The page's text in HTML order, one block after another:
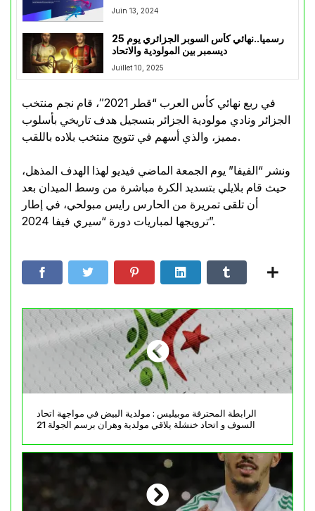
Juin 13, 2024
رسميا..نهائي كأس السوبر الجزائري يوم 25
ديسمبر بين المولودية والاتحاد
Juillet 10, 2025
في ربع نهائي كأس العرب “قطر 2021″، قام نجم منتخب
الجزائر ونادي مولودية الجزائر بتسجيل هدف تاريخي بأسلوب
مميز، والذي أسهم في تتويج منتخب بلاده باللقب.
ونشر “الفيفا” يوم الجمعة الماضي فيديو لهذا الهدف المذهل،
حيث قام بلايلي بتسديد الكرة مباشرة من وسط الميدان بعد
أن تلقى تمريرة من الحارس رايس مبولحي، في إطار
ترويجها لمباريات دورة “سيري فيفا 2024”.
الرابطة المحترفة موبيليس : مولدية البيض في مواجهة اتحاد
السوف و اتحاد خنشلة يلاقي مولدية وهران برسم الجولة 21